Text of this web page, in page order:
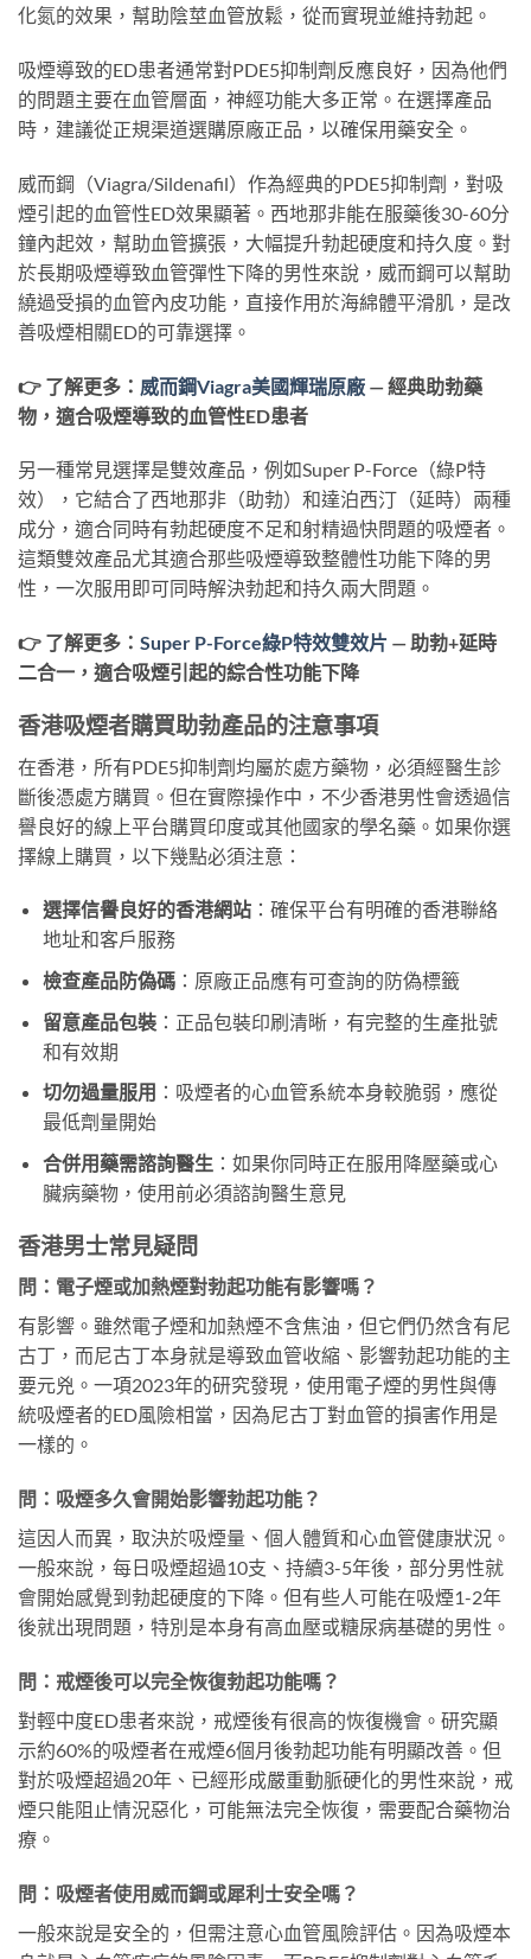
化氮的效果，幫助陰莖血管放鬆，從而實現並維持勃起。
吸煙導致的ED患者通常對PDE5抑制劑反應良好，因為他們
的問題主要在血管層面，神經功能大多正常。在選擇產品
時，建議從正規渠道選購原廠正品，以確保用藥安全。
威而鋼（Viagra/Sildenafil）作為經典的PDE5抑制劑，對吸
煙引起的血管性ED效果顯著。西地那非能在服藥後30-60分
鐘內起效，幫助血管擴張，大幅提升勃起硬度和持久度。對
於長期吸煙導致血管彈性下降的男性來說，威而鋼可以幫助
繞過受損的血管內皮功能，直接作用於海綿體平滑肌，是改
善吸煙相關ED的可靠選擇。
👉 了解更多： 威而鋼Viagra美國輝瑞原廠 — 經典助勃藥
物，適合吸煙導致的血管性ED患者
另一種常見選擇是雙效產品，例如Super P-Force（綠P特
效），它結合了西地那非（助勃）和達泊西汀（延時）兩種
成分，適合同時有勃起硬度不足和射精過快問題的吸煙者。
這類雙效產品尤其適合那些吸煙導致整體性功能下降的男
性，一次服用即可同時解決勃起和持久兩大問題。
👉 了解更多： Super P-Force綠P特效雙效片 — 助勃+延時
二合一，適合吸煙引起的綜合性功能下降
香港吸煙者購買助勃產品的注意事項
在香港，所有PDE5抑制劑均屬於處方藥物，必須經醫生診
斷後憑處方購買。但在實際操作中，不少香港男性會透過信
譽良好的線上平台購買印度或其他國家的學名藥。如果你選
擇線上購買，以下幾點必須注意：
選擇信譽良好的香港網站：確保平台有明確的香港聯絡
地址和客戶服務
檢查產品防偽碼：原廠正品應有可查詢的防偽標籤
留意產品包裝：正品包裝印刷清晰，有完整的生產批號
和有效期
切勿過量服用 ：吸煙者的心血管系統本身較脆弱，應從
最低劑量開始
合併用藥需諮詢醫生 ：如果你同時正在服用降壓藥或心
臟病藥物，使用前必須諮詢醫生意見
香港男士常見疑問
問：電子煙或加熱煙對勃起功能有影響嗎？
有影響。雖然電子煙和加熱煙不含焦油，但它們仍然含有尼
古丁，而尼古丁本身就是導致血管收縮、影響勃起功能的主
要元兇。一項2023年的研究發現，使用電子煙的男性與傳
統吸煙者的ED風險相當，因為尼古丁對血管的損害作用是
一樣的。
問：吸煙多久會開始影響勃起功能？
這因人而異，取決於吸煙量、個人體質和心血管健康狀況。
一般來說，每日吸煙超過10支、持續3-5年後，部分男性就
會開始感覺到勃起硬度的下降。但有些人可能在吸煙1-2年
後就出現問題，特別是本身有高血壓或糖尿病基礎的男性。
問：戒煙後可以完全恢復勃起功能嗎？
對輕中度ED患者來說，戒煙後有很高的恢復機會。研究顯
示約60%的吸煙者在戒煙6個月後勃起功能有明顯改善。但
對於吸煙超過20年、已經形成嚴重動脈硬化的男性來說，戒
煙只能阻止情況惡化，可能無法完全恢復，需要配合藥物治
療。
問：吸煙者使用威而鋼或犀利士安全嗎？
一般來說是安全的，但需注意心血管風險評估。因為吸煙本